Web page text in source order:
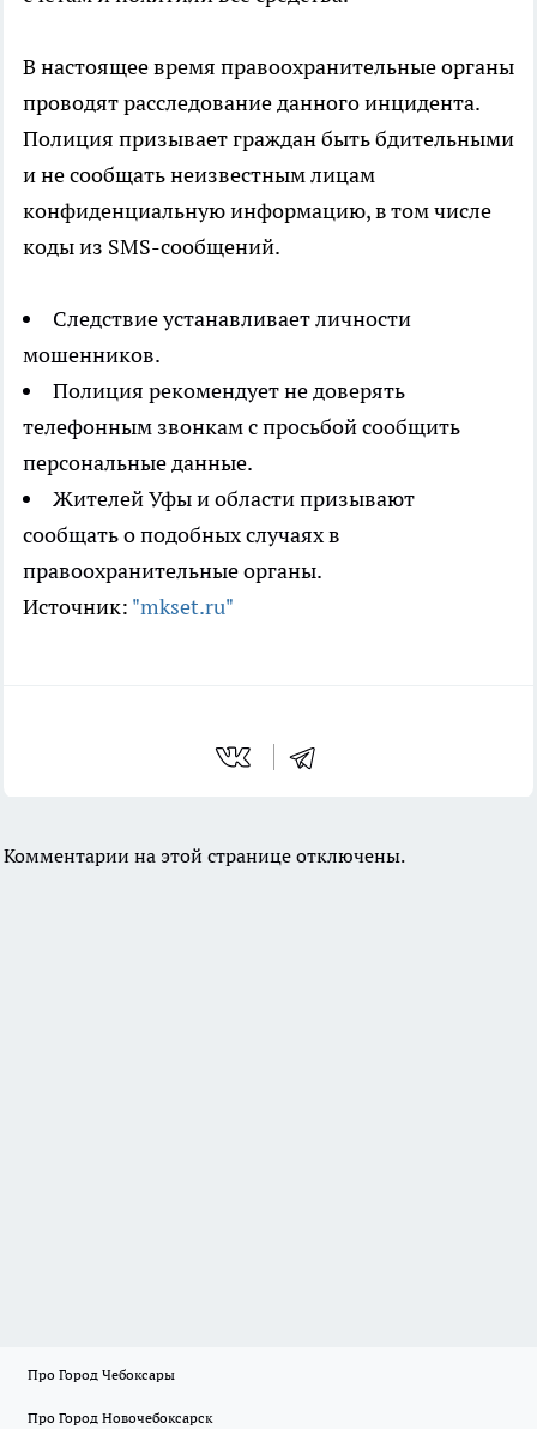
В настоящее время правоохранительные органы
проводят расследование данного инцидента.
Полиция призывает граждан быть бдительными
и не сообщать неизвестным лицам
конфиденциальную информацию, в том числе
коды из SMS-сообщений.
Следствие устанавливает личности
мошенников.
Полиция рекомендует не доверять
телефонным звонкам с просьбой сообщить
персональные данные.
Жителей Уфы и области призывают
сообщать о подобных случаях в
правоохранительные органы.
Источник: "mkset.ru"
Комментарии на этой странице отключены.
Про Город Чебоксары
Про Город Новочебоксарск